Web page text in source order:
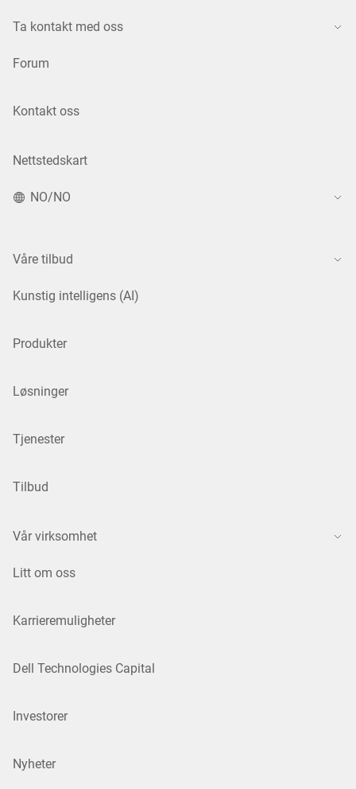
Ta kontakt med oss
Forum
Kontakt oss
Nettstedskart
NO/NO
Våre tilbud
Kunstig intelligens (AI)
Produkter
Løsninger
Tjenester
Tilbud
Vår virksomhet
Litt om oss
Karrieremuligheter
Dell Technologies Capital
Investorer
Nyheter